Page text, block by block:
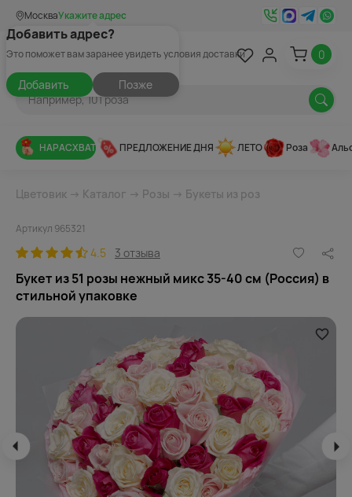
МоскваУкажите адрес
Добавить адрес?
Это поможет вам заранее увидеть условия доставки
Добавить Позже
0
НАРАСХВАТ ПРЕДЛОЖЕНИЕ ДНЯ ЛЕТО Роза
Цветовик → Каталог → Розы → Букеты из роз
Артикул 965321
4.5 3 отзыва
Букет из 51 розы нежный микс 35-40 см (Россия) в
стильной упаковке